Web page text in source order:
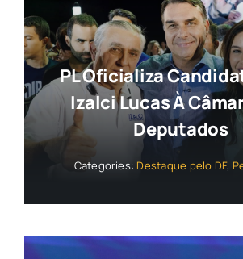
PL Oficializa
Izalci Lucas À
Deputados
Categories: Destaque pelo DF,